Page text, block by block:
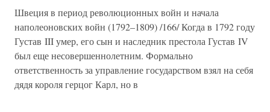
Швеция в период революционных войн и начала
наполеоновских войн (1792–1809) /166/ Когда в 1792 году
Густав III умер, его сын и наследник престола Густав IV
был еще несовершеннолетним. Формально
ответственность за управление государством взял на себя
дядя короля герцог Карл, но в